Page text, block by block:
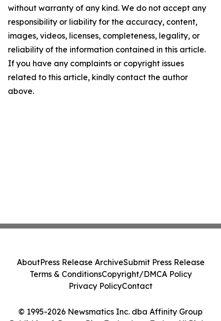
without warranty of any kind. We do not accept any
responsibility or liability for the accuracy, content,
images, videos, licenses, completeness, legality, or
reliability of the information contained in this article.
If you have any complaints or copyright issues
related to this article, kindly contact the author
above.
© 1995-2026 Newsmatics Inc. dba Affinity Group
AboutPress Release ArchiveSubmit Press Release
Terms & ConditionsCopyright/DMCA Policy
Privacy PolicyContact